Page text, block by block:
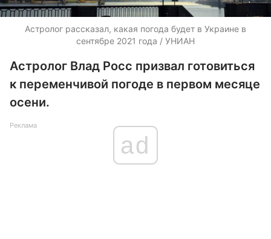
Астролог рассказал, какая погода будет в Украине в
сентябре 2021 года / УНИАН
Астролог Влад Росс призвал готовиться
к переменчивой погоде в первом месяце
осени.
Реклама
ad